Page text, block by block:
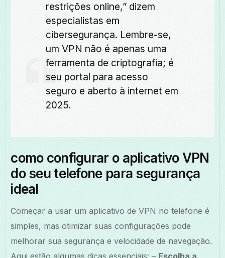
restrições online,” dizem
especialistas em
cibersegurança. Lembre-se,
um VPN não é apenas uma
ferramenta de criptografia; é
seu portal para acesso
seguro e aberto à internet em
2025.
como configurar o aplicativo VPN
do seu telefone para segurança
ideal
Começar a usar um aplicativo de VPN no telefone é
simples, mas otimizar suas configurações pode
melhorar sua segurança e velocidade de navegação.